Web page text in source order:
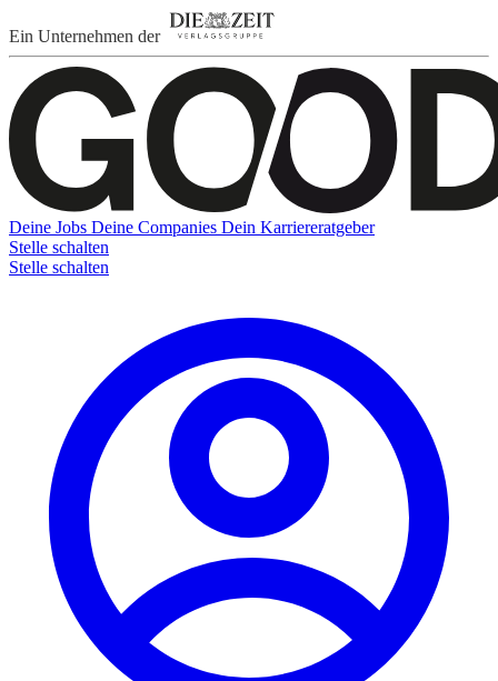
Ein Unternehmen der
Deine Jobs Deine Companies Dein Karriereratgeber
Stelle schalten
Stelle schalten